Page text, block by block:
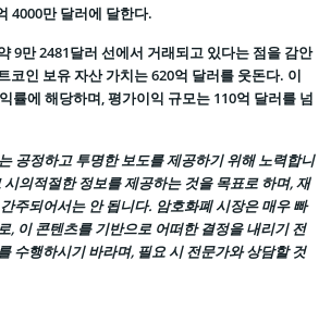
4000만 달러에 달한다.
9만 2481달러 선에서 거래되고 있다는 점을 감안
코인 보유 자산 가치는 620억 달러를 웃돈다. 이
률에 해당하며, 평가이익 규모는 110억 달러를 넘
공정하고 투명한 보도를 제공하기 위해 노력합니
의적절한 정보를 제공하는 것을 목표로 하며, 재
주되어서는 안 됩니다. 암호화폐 시장은 매우 빠
, 이 콘텐츠를 기반으로 어떠한 결정을 내리기 전
수행하시기 바라며, 필요 시 전문가와 상담할 것